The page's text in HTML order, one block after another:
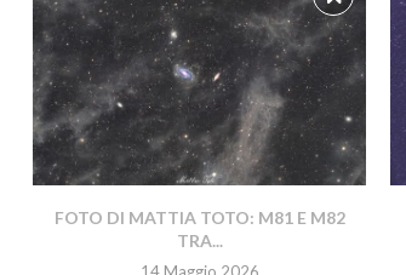
FOTO DI MATTIA TOTO: M81 E M82
TRA...
14 Maggio 2026